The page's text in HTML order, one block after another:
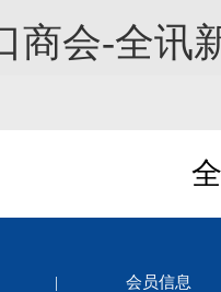
商会-全讯
| 会员信息